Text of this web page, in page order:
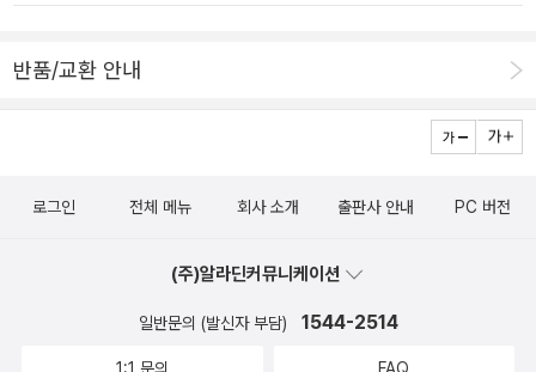
을 속인 적이 한 번도 없었기 때문이야. 한번도 속인적이 없었어. 신중
쟁이라는 사실을 잊어버리면... 신의 도움이 있기를..' P410 아프가니
옹호하는 아프가니스탄인들 사이의 내전(1978~92).아프가니스탄
해왔다. 1978년 4월 좌익장교들이 중도파 아프가니스탄 정부를 전
정당인 칼크('대중')당과 파르캄('깃발')당에 권력을 넘겨주었다책에
서는..러시아인이 물러간 자리에 탈레반이 처음 들어왔을때는 사람들
라고 생각하는 책들이 내 글을 읽는 독자들에게도 별로였다면, 그리
고, 내가 좋아 미치고 팔짝 뛰겠다고 하는 책이 역시 좋았다면, 내가
블로그에 글을 씀으로써 전달하는 '맥락'이 그 독자들과 맞는 것이고,
번도 더지나도록)나의 취향과 호오의 맥락을 발신하고 있었으니, 그
향이 다릅니까?' 라고 나한테 불평해봐야 소용없음. 아니, 이것은 혹
시..그간 혹평 리뷰에 대한 폭풍 까임에 대한 귀신같은 자기쉴드 끼워
구입해서 스포일러가 나올까 전전긍긍하며 읽었던 걸 생각하면;; <레
했으나 두 에피소드가 교차하면서, 장르의 모호함과 어중간한 반전과
짜맞추기식의 이야기 전개로 기운을 쫙 빼버렸다. 이른바 고전이라
고 하는 작품들. 그 중에 가장 재미있게 읽은 것은 <이와 손톱>이다.
누구나 예측할 수 있는 반전이 숨어있지만, 그래도 읽는 재미가 있었
재미면에서 조금은 떨어지지만 고전적인 멋이살아있는 작품이다. 홈
즈를 연상시키는 주인공이 등장하여 왓슨을 연상시키는 집사와 함께
반품/교환 안내
로그인 전체 메뉴 회사 소개 출판사 안내 PC 버전
(주)알라딘커뮤니케이션
일반문의 (발신자 부담) 1544-2514